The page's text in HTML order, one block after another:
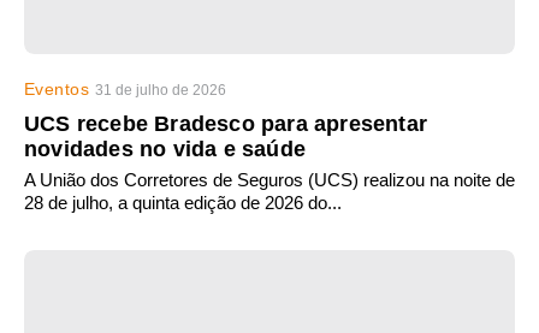
Eventos 31 de julho de 2026
UCS recebe Bradesco para apresentar
novidades no vida e saúde
A União dos Corretores de Seguros (UCS) realizou na noite de
28 de julho, a quinta edição de 2026 do...